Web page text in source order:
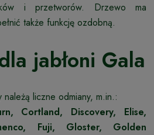
i przetworów. Drzewo ma
także funkcję ozdobną.
jabłoni Gala
liczne odmiany, m.in.:
Cortland, Discovery, Elise,
Fuji, Gloster, Golden